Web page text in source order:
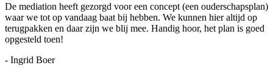
De mediation heeft gezorgd voor een concept (een ouderschapsplan)
waar we tot op vandaag baat bij hebben. We kunnen hier altijd op
terugpakken en daar zijn we blij mee. Handig hoor, het plan is goed
opgesteld toen!
- Ingrid Boer